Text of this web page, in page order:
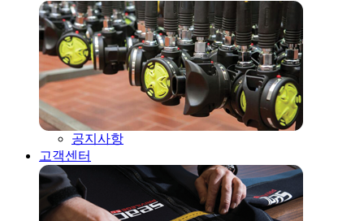
공지사항
고객센터